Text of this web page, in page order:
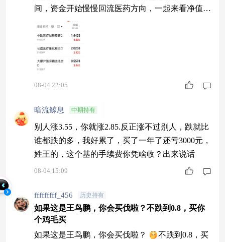
间，资金开始慢慢回流医药方向，一起来看净值情
况。 $中欧医疗创新股票C$今晚上涨4.80% $长盛
医疗量化股票C$今晚上涨3.72% $大摩沪港深精选
混合C$今晚上涨3.74% #光通信美股大反攻 是否再
度布局光赛道？#
08-04 22:05
暗流鲸息 中期持有
别人涨3.55，你就涨2.85.反正涨不过别人，跌就比
谁都跌的多，我好累了，买了一年了还亏3000元，
姓王的，这个基的手续费你凭啥收？出来说话
08-04 15:09
fffffffff_456 历史持有
如果这是王鸟鹏，你会买伐啦？不跌到0.8，买你
个鸡毛买
如果这是王鸟鹏，你会买伐啦？
不跌到0.8，买